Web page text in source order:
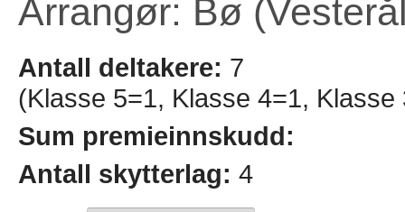
Arrangør: Bø
Antall deltakere: 7
(Klasse 5=1, Klasse 4=1,
Sum premieinnskudd:
Antall skytterlag: 4